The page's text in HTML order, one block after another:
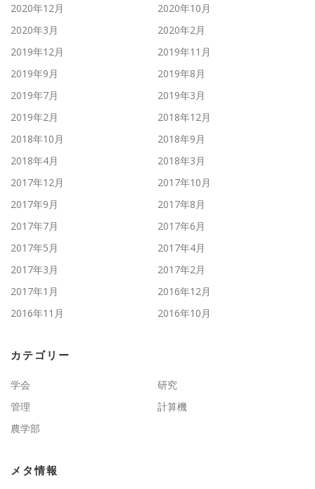
2020年12月
2020年10月
2020年3月
2020年2月
2019年12月
2019年11月
2019年9月
2019年8月
2019年7月
2019年3月
2019年2月
2018年12月
2018年10月
2018年9月
2018年4月
2018年3月
2017年12月
2017年10月
2017年9月
2017年8月
2017年7月
2017年6月
2017年5月
2017年4月
2017年3月
2017年2月
2017年1月
2016年12月
2016年11月
2016年10月
カテゴリー
学会
研究
管理
計算機
農学部
メタ情報